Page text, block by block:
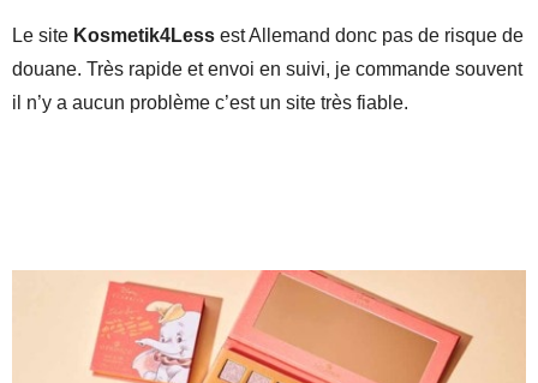
Le site Kosmetik4Less est Allemand donc pas de risque de
douane. Très rapide et envoi en suivi, je commande souvent
il n’y a aucun problème c’est un site très fiable.